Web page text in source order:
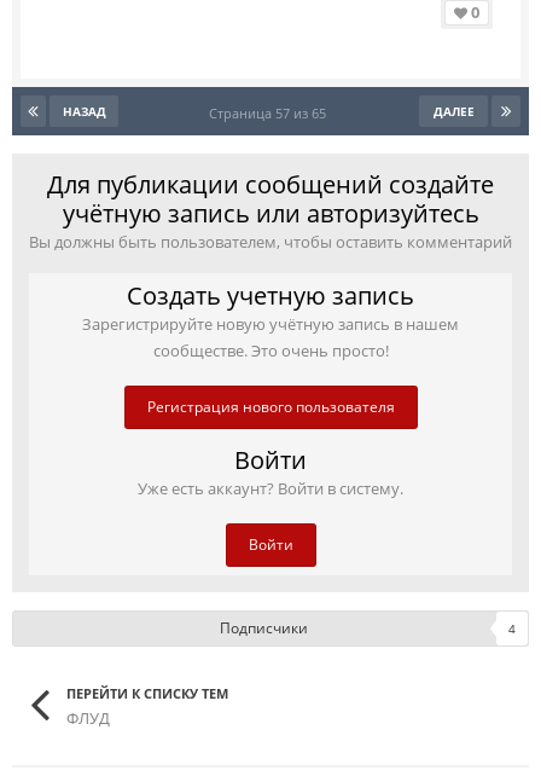
0
НАЗАД ДАЛЕЕ
Страница 57 из 65
Для публикации сообщений создайте
учётную запись или авторизуйтесь
Вы должны быть пользователем, чтобы оставить комментарий
Создать учетную запись
Зарегистрируйте новую учётную запись в нашем
сообществе. Это очень просто!
Регистрация нового пользователя
Войти
Уже есть аккаунт? Войти в систему.
Войти
Подписчики 4
ПЕРЕЙТИ К СПИСКУ ТЕМ
ФЛУД